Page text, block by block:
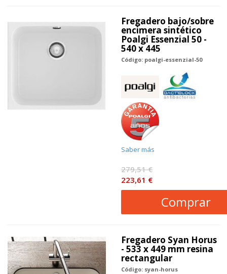
Fregadero bajo/sobre
encimera sintético
Poalgi Essenzial 50 -
540 x 445
Código: poalgi-essenzial-50
Saber más
279,51 €
223,61 €
Comprar
Fregadero Syan Horus
- 533 x 449 mm resina
rectangular
Código: syan-horus